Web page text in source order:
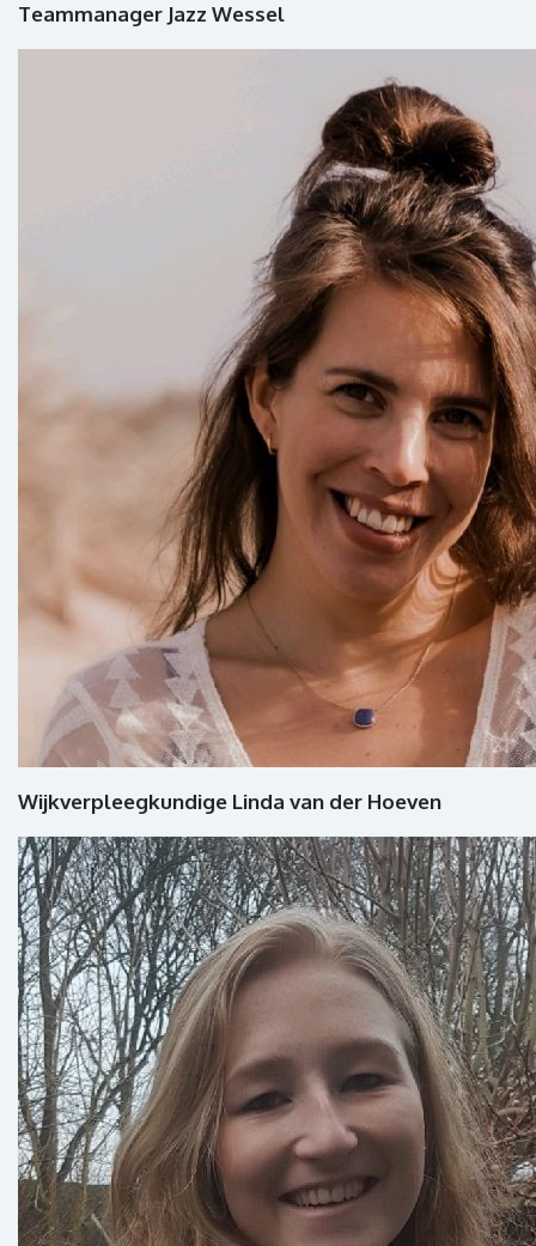
Teammanager Jazz Wessel
Wijkverpleegkundige Linda van der Hoeven